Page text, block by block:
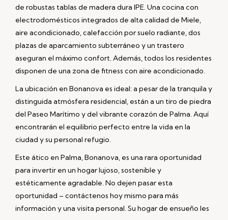
de robustas tablas de madera dura IPE. Una cocina con
electrodomésticos integrados de alta calidad de Miele,
aire acondicionado, calefacción por suelo radiante, dos
plazas de aparcamiento subterráneo y un trastero
aseguran el máximo confort. Además, todos los residentes
disponen de una zona de fitness con aire acondicionado.
La ubicación en Bonanova es ideal: a pesar de la tranquila y
distinguida atmósfera residencial, están a un tiro de piedra
del Paseo Marítimo y del vibrante corazón de Palma. Aquí
encontrarán el equilibrio perfecto entre la vida en la
ciudad y su personal refugio.
Este ático en Palma, Bonanova, es una rara oportunidad
para invertir en un hogar lujoso, sostenible y
estéticamente agradable. No dejen pasar esta
oportunidad – contáctenos hoy mismo para más
información y una visita personal. Su hogar de ensueño les